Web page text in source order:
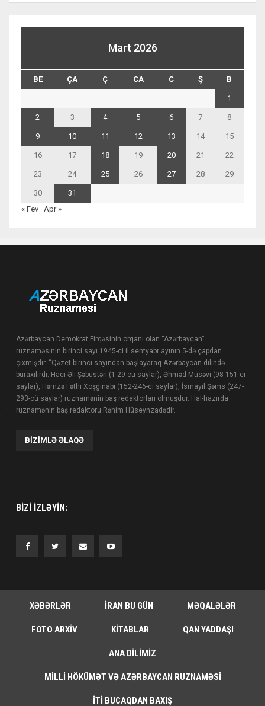
Mart 2026
BE ÇA Ç CA C Ş B
1
2 3 4 5 6 7 8
9 10 11 12 13 14 15
16 17 18 19 20 21 22
23 24 25 26 27 28 29
30
31
« Fev
Apr »
Azərbaycan Demokrat Firqəsinin orqanı olan “Azərbaycan”
ruznaməsinin birinci sayı 1945-ci il sentyabr ayının 5-də çapdan
çıxmışdır. “Qəzet birinci sayından başlayaraq Azərbaycan dilində
buraxılırdı. Hacı Əli Şəbüstəri (1-29-cu saylar), Əhməd Müsəvi (98-151-ci
saylar), Həmzə Fəthi Xoşginabi (152-246-cı saylar), İsmayıl Şəms (247-
293-cü saylar) ruznamənin baş redaktorları olmuşdur. Hal-hazırda
ruznamənin baş redaktoru Rəhim Hüseynzadədir.
BIZIMLƏ ƏLAQƏ
BIZI IZLƏYIN:
XƏBƏRLƏR İRAN BU GÜN MƏQALƏLƏR
FOTO ARXIV KITABLAR QAN YADDAŞI
ANA DILIMIZ
MILLI HÖKÜMƏT VƏ AZƏRBAYCAN RUZNAMƏSI
İTI BUCAQDAN BAXIŞ